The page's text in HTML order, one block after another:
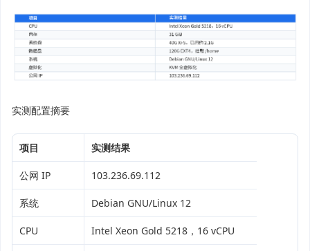
实测配置摘要
项目 实测结果
公网 IP 103.236.69.112
系统 Debian GNU/Linux 12
CPU Intel Xeon Gold 5218，16 vCPU